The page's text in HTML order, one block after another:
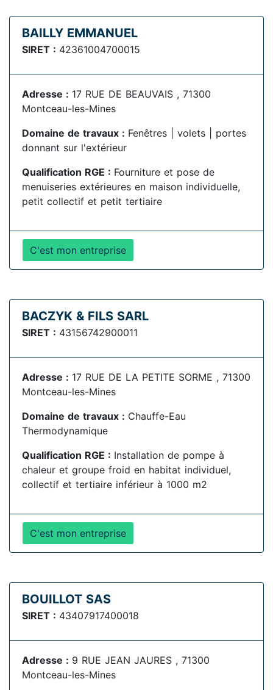
BAILLY EMMANUEL
SIRET : 42361004700015
Adresse : 17 RUE DE BEAUVAIS , 71300
Montceau-les-Mines
Domaine de travaux : Fenêtres | volets | portes
donnant sur l'extérieur
Qualification RGE : Fourniture et pose de
menuiseries extérieures en maison individuelle,
petit collectif et petit tertiaire
C'est mon entreprise
BACZYK & FILS SARL
SIRET : 43156742900011
Adresse : 17 RUE DE LA PETITE SORME , 71300
Montceau-les-Mines
Domaine de travaux : Chauffe-Eau
Thermodynamique
Qualification RGE : Installation de pompe à
chaleur et groupe froid en habitat individuel,
collectif et tertiaire inférieur à 1000 m2
C'est mon entreprise
BOUILLOT SAS
SIRET : 43407917400018
Adresse : 9 RUE JEAN JAURES , 71300
Montceau-les-Mines